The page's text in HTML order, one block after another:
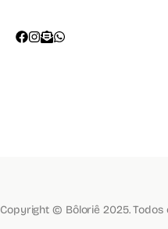
Copyright © Bôloriê 2025. Todos